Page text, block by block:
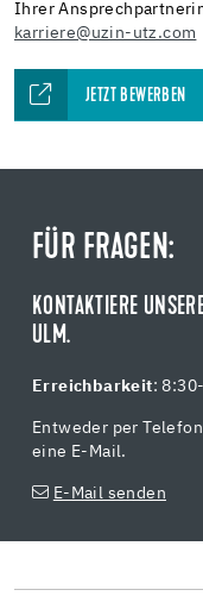
Ihrer
karriere@uzin-utz.com
JETZT BEWERBEN
FÜR FRAGEN:
KONTAKTIERE
ULM.
Erreichbarkeit:
Entweder per
eine E-Mail.
E-Mail senden